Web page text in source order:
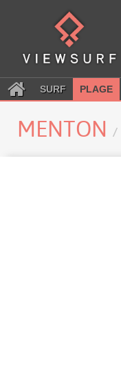
SURF PLAGE
MENTON